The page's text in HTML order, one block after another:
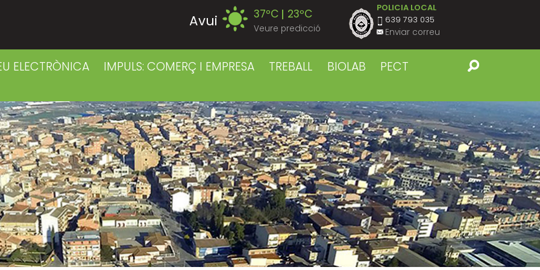
Avui 37ºC 23ºC
Veure predicció
Divendres 39ºC 23ºC
Diumenge 38ºC 23ºC
Dilluns 39ºC 23ºC
Dimarts 39ºC 22ºC
Dimecres 41ºC 22ºC
POLICIA LOCAL
639 793 035
Enviar correu
ELECTRÒNICA IMPULS: COMERÇ I EMPRESA TREBALL BIOLAB
PECT